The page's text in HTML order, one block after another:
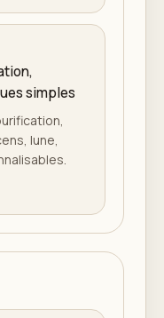
simples
lune,